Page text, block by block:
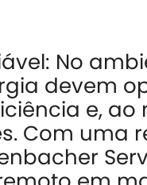
No
devem
e,
Com uma